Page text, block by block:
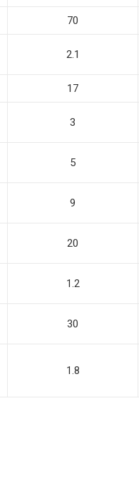
70
2.1
17
3
5
9
20
1.2
30
1.8